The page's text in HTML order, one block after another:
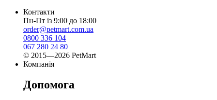
Контакти
Пн-Пт із 9:00 до 18:00
order@petmart.com.ua
0800 336 104
067 280 24 80
© 2015—2026 PetMart
Компанія
Допомога